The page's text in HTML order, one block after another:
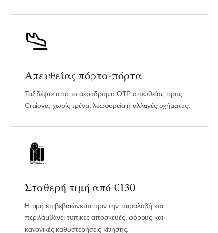
Απευθείας πόρτα-πόρτα
Ταξιδέψτε από το αεροδρόμιο OTP απευθείας προς
Craiova, χωρίς τρένα, λεωφορεία ή αλλαγές οχήματος.
Σταθερή τιμή από €130
Η τιμή επιβεβαιώνεται πριν την παραλαβή και
περιλαμβάνει τυπικές αποσκευές, φόρους και
κανονικές καθυστερήσεις κίνησης.